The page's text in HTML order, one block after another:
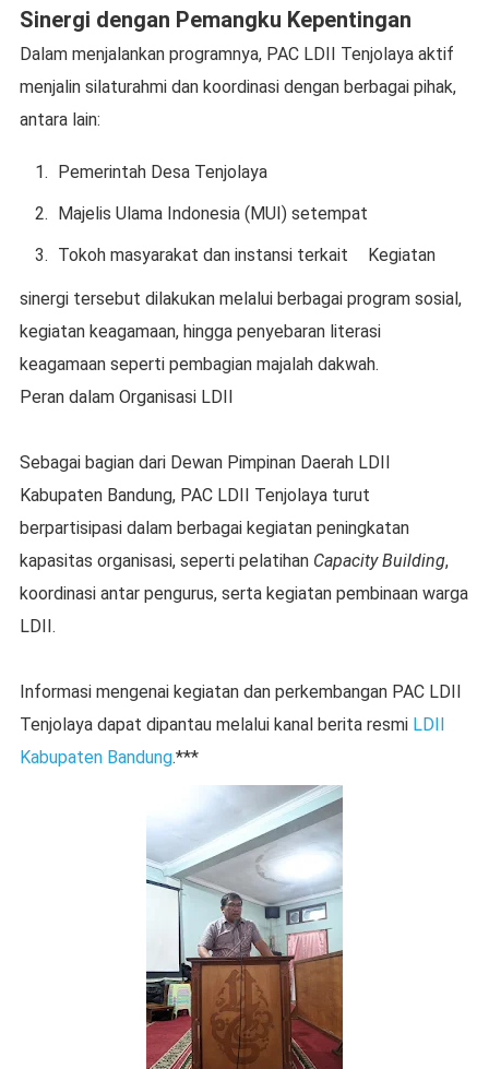
Sinergi dengan Pemangku Kepentingan
Dalam menjalankan programnya, PAC LDII Tenjolaya aktif
menjalin silaturahmi dan koordinasi dengan berbagai pihak,
antara lain:
Pemerintah Desa Tenjolaya
Majelis Ulama Indonesia (MUI) setempat
Tokoh masyarakat dan instansi terkait
Kegiatan
sinergi tersebut dilakukan melalui berbagai program sosial,
kegiatan keagamaan, hingga penyebaran literasi
keagamaan seperti pembagian majalah dakwah.
Peran dalam Organisasi LDII
Sebagai bagian dari Dewan Pimpinan Daerah LDII
Kabupaten Bandung, PAC LDII Tenjolaya turut
berpartisipasi dalam berbagai kegiatan peningkatan
kapasitas organisasi, seperti pelatihan Capacity Building,
koordinasi antar pengurus, serta kegiatan pembinaan warga
LDII.
Informasi mengenai kegiatan dan perkembangan PAC LDII
Tenjolaya dapat dipantau melalui kanal berita resmi LDII
Kabupaten Bandung.***